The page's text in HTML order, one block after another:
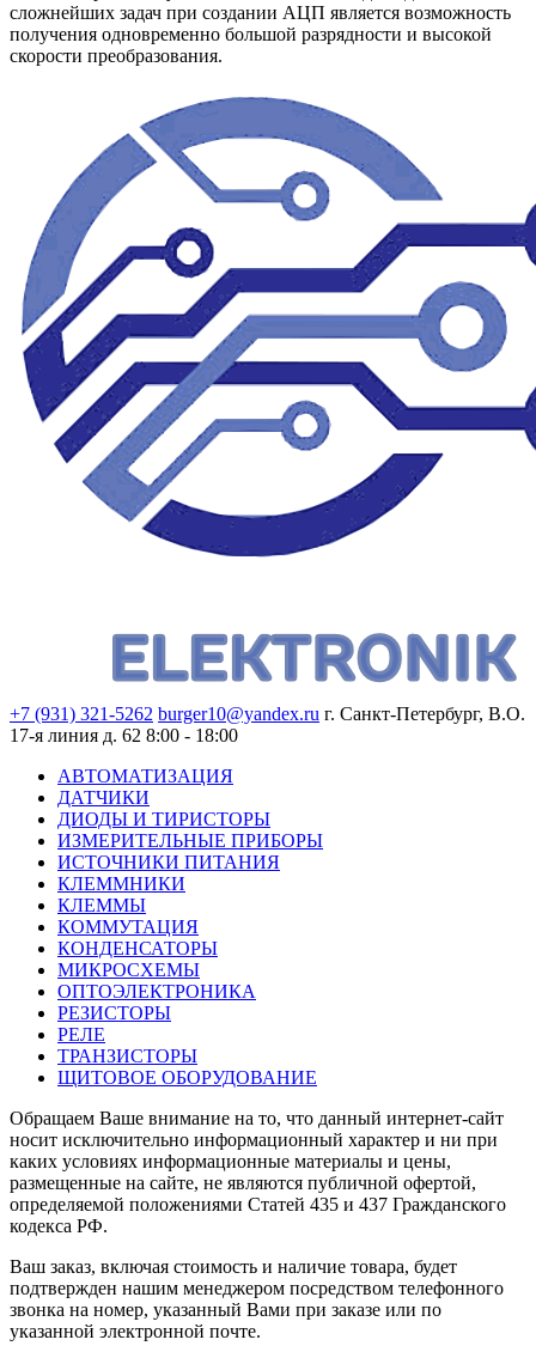
сложнейших задач при создании АЦП является возможность
получения одновременно большой разрядности и высокой
скорости преобразования.
+7 (931) 321-5262 burger10@yandex.ru г. Санкт-Петербург, В.О.
17-я линия д. 62 8:00 - 18:00
АВТОМАТИЗАЦИЯ
ДАТЧИКИ
ДИОДЫ И ТИРИСТОРЫ
ИЗМЕРИТЕЛЬНЫЕ ПРИБОРЫ
ИСТОЧНИКИ ПИТАНИЯ
КЛЕММНИКИ
КЛЕММЫ
КОММУТАЦИЯ
КОНДЕНСАТОРЫ
МИКРОСХЕМЫ
ОПТОЭЛЕКТРОНИКА
РЕЗИСТОРЫ
РЕЛЕ
ТРАНЗИСТОРЫ
ЩИТОВОЕ ОБОРУДОВАНИЕ
Обращаем Ваше внимание на то, что данный интернет-сайт
носит исключительно информационный характер и ни при
каких условиях информационные материалы и цены,
размещенные на сайте, не являются публичной офертой,
определяемой положениями Статей 435 и 437 Гражданского
кодекса РФ.
Ваш заказ, включая стоимость и наличие товара, будет
подтвержден нашим менеджером посредством телефонного
звонка на номер, указанный Вами при заказе или по
указанной электронной почте.